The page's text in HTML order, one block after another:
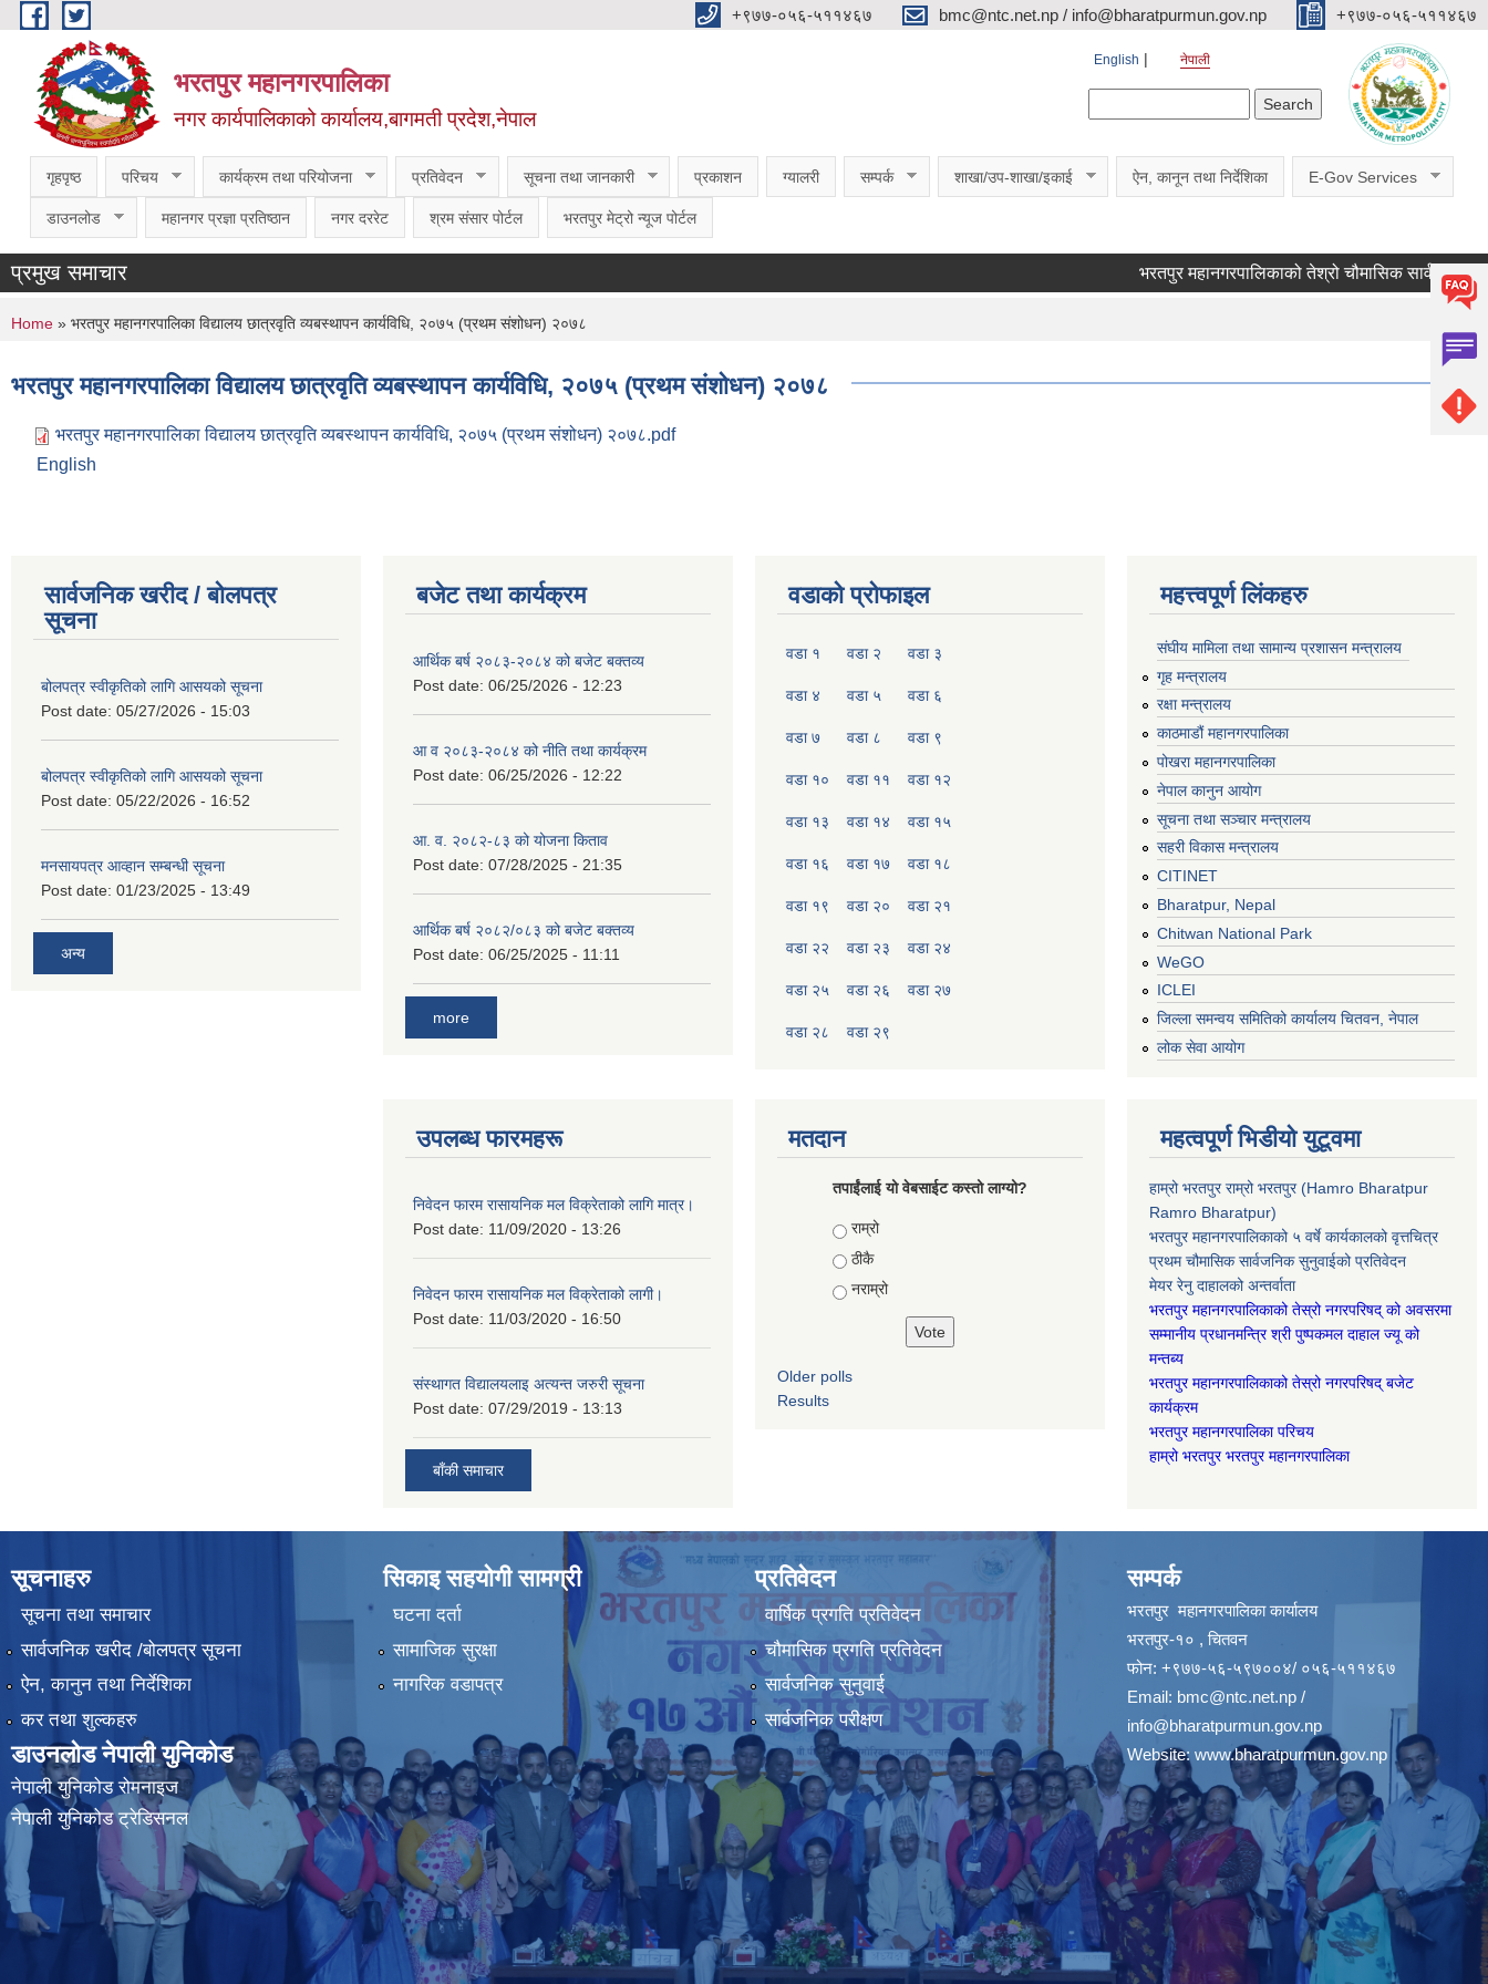
Skip to main content ‌‌+९७७-०५६-५११४६७ bmc@ntc.net.np / info@bharatpurmun.gov.np ‌‌+९७७-०५६-५११४६७
भरतपुर महानगरपालिका
नगर कार्यपालिकाको कार्यालय,बागमती प्रदेश,नेपाल
English नेपाली
गृहपृष्ठ परिचय कार्यक्रम तथा परियोजना प्रतिवेदन सूचना तथा जानकारी प्रकाशन ग्यालरी सम्पर्क शाखा/उप-शाखा/इकाई ऐन, कानून तथा निर्देशिका E-Gov Services
डाउनलोड महानगर प्रज्ञा प्रतिष्ठान नगर दररेट श्रम संसार पोर्टल भरतपुर मेट्रो न्यूज पोर्टल
प्रमुख समाचार भरतपुर महानगरपालिकाको तेश्रो चौमासिक सार्वजनिक
You are here
Home » भरतपुर महानगरपालिका विद्यालय छात्रवृति व्यबस्थापन कार्यविधि, २०७५ (प्रथम संशोधन) २०७८
भरतपुर महानगरपालिका विद्यालय छात्रवृति व्यबस्थापन कार्यविधि, २०७५ (प्रथम संशोधन) २०७८
भरतपुर महानगरपालिका विद्यालय छात्रव‌ृति व्यबस्थापन कार्यविधि, २०७५ (प्रथम संशोधन) २०७८.pdf
English
सार्वजनिक खरीद / बोलपत्र
सूचना
बोलपत्र स्वीकृतिको लागि आसयको सूचना
Post date: 05/27/2026 - 15:03
बोलपत्र स्वीकृतिको लागि आसयको सूचना
Post date: 05/22/2026 - 16:52
मनसायपत्र आव्हान सम्बन्धी सूचना
Post date: 01/23/2025 - 13:49
अन्य
बजेट तथा कार्यक्रम
आर्थिक बर्ष २०८३-२०८४ को बजेट बक्तव्य
Post date: 06/25/2026 - 12:23
आ व २०८३-२०८४ को नीति तथा कार्यक्रम
Post date: 06/25/2026 - 12:22
आ. व. २०८२-८३ को योजना किताव
Post date: 07/28/2025 - 21:35
आर्थिक बर्ष २०८२/०८३ को बजेट बक्तव्य
Post date: 06/25/2025 - 11:11
more
वडाको प्रोफाइल
वडा १ वडा २ वडा ३
वडा ४ वडा ५ वडा ६
वडा ७ वडा ८ वडा ९
वडा १० वडा ११ वडा १२
वडा १३ वडा १४ वडा १५
वडा १६ वडा १७ वडा १८
वडा १९ वडा २० वडा २१
वडा २२ वडा २३ वडा २४
वडा २५ वडा २६ वडा २७
वडा २८ वडा २९
महत्त्वपूर्ण लिंकहरु
संघीय मामिला तथा सामान्य प्रशासन मन्त्रालय
गृह मन्त्रालय
रक्षा मन्त्रालय
काठमाडौं महानगरपालिका
पोखरा महानगरपालिका
नेपाल कानुन आयोग
सूचना तथा सञ्चार मन्त्रालय
सहरी विकास मन्त्रालय
CITINET
Bharatpur, Nepal
Chitwan National Park
WeGO
ICLEI
जिल्ला समन्वय समितिको कार्यालय चितवन, नेपाल
लोक सेवा आयोग
उपलब्ध फारमहरू
निवेदन फारम रासायनिक मल विक्रेताको लागि मात्र।
Post date: 11/09/2020 - 13:26
निवेदन फारम रासायनिक मल विक्रेताको लागी।
Post date: 11/03/2020 - 16:50
संस्थागत विद्यालयलाइ अत्यन्त जरुरी सूचना
Post date: 07/29/2019 - 13:13
बाँकी समाचार
मतदान
तपाईंलाई यो वेबसाईट कस्तो लाग्यो?
Choices
राम्रो
ठीकै
नराम्रो
Older polls
Results
महत्वपूर्ण भिडीयो युटूवमा
हाम्रो भरतपुर राम्रो भरतपुर (Hamro Bharatpur
Ramro Bharatpur)
भरतपुर महानगरपालिकाको ५ वर्षे कार्यकालको वृत्तचित्र
प्रथम चौमासिक सार्वजनिक सुनुवाईको प्रतिवेदन
मेयर रेनु दाहालको अन्तर्वाता
भरतपुर महानगरपालिकाको तेस्रो नगरपरिषद् को अवसरमा
सम्मानीय प्रधानमन्त्रि श्री पुष्पकमल दाहाल ज्यू को
मन्तब्य
भरतपुर महानगरपालिकाको तेस्रो नगरपरिषद् बजेट
कार्यक्रम
भरतपुर महानगरपालिका परिचय
हाम्रो भरतपुर भरतपुर महानगरपालिका
सूचनाहरु
सूचना तथा समाचार
सार्वजनिक खरीद /बोलपत्र सूचना
ऐन, कानुन तथा निर्देशिका
कर तथा शुल्कहरु
डाउनलोड नेपाली युनिकोड
नेपाली युनिकोड रोमनाइज
नेपाली युनिकोड ट्रेडिसनल
सिकाइ सहयोगी सामग्री
घटना दर्ता
सामाजिक सुरक्षा
नागरिक वडापत्र
प्रतिवेदन
वार्षिक प्रगति प्रतिवेदन
चौमासिक प्रगति प्रतिवेदन
सार्वजनिक सुनुवाई
सार्वजनिक परीक्षण
सम्पर्क
भरतपुर महानगरपालिका कार्यालय
भरतपुर-१० , चितवन
फोन: +९७७-५६-५९७००४/ ०५६-५११४६७
Email: bmc@ntc.net.np /
info@bharatpurmun.gov.np
Website: www.bharatpurmun.gov.np